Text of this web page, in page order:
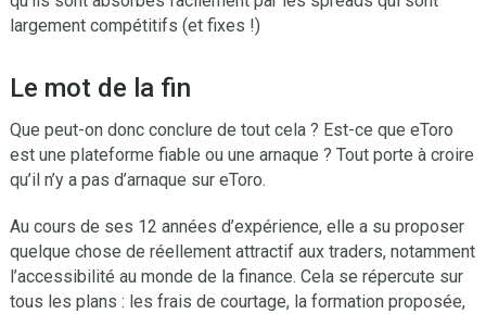
largement compétitifs (et fixes !)
Le mot de la fin
Que peut-on donc conclure de tout cela ? Est-ce que eToro
est une plateforme fiable ou une arnaque ? Tout porte à croire
qu’il n’y a pas d’arnaque sur eToro.
Au cours de ses 12 années d’expérience, elle a su proposer
quelque chose de réellement attractif aux traders, notamment
l’accessibilité au monde de la finance. Cela se répercute sur
tous les plans : les frais de courtage, la formation proposée,